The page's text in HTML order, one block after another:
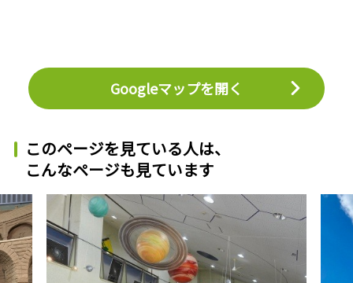
Googleマップを開く
このページを見ている人は、
こんなページも見ています